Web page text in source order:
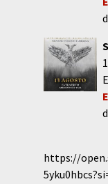
https://